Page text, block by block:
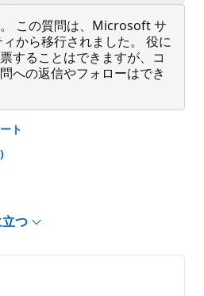
この質問は、Microsoft サ
から移行されました。 役に
することはできますが、コ
への返信やフォローはでき
ト
つ